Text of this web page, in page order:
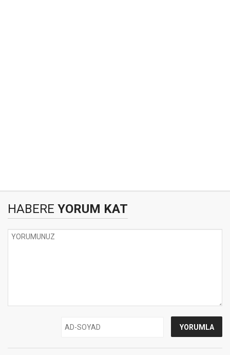
HABERE YORUM KAT